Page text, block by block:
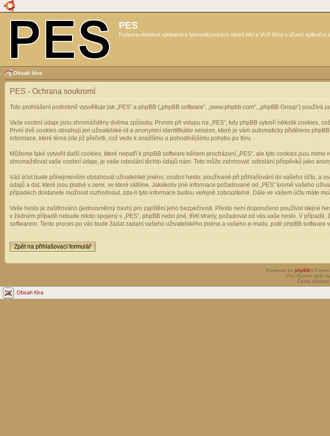
PES
Podpora efektivní spolupráce biomedicínských oborů MU a VUT Brno s účastí aplikační
Obsah fóra
PES - Ochrana soukromí
Toto prohlášení podrobně vysvětluje jak „PES“ a phpBB („phpBB software“, „www.phpbb.com“, „phpBB Group“)
Vaše osobní údaje jsou shromážděny dvěma způsoby. Prvním při vstupu na „PES“, kdy phpBB vytvoří několik
První dvě cookies obsahují jen uživatelské-id a anonymní identifikátor session, které je vám automaticky přiděleno
informace, které téma jste již přečetli, což vede k snažšímu a pohodlnějšímu pohybu po fóru.
Můžeme také vytvořit další cookies, které nepatří k phpBB software během procházení „PES“, ale tyto cookies jsou
shromažďovat vaše osobní údaje, je vaše odeslání těchto údajů nám. Toto může zahrnovat: odeslání příspěvků jako
Váš účet bude přinejmenším obsahovat uživatelské jméno, osobní heslo, používané při přihlašování do vašeho účtu, a
údajů a dat, které jsou platné v zemi, ve které sídlíme. Jakékoliv jiné informace požadované od „PES“ kromě vašeho
případech dostanete možnost rozhodnout, zda-li tyto informace budou veřejně zobrazitelné. Dále ve vašem účtu máte
Vaše heslo je zašifrováno (jednosměrný hash) pro zajištění jeho bezpečnosti. Přesto není doporučeno používat stejné
v žádném případě nebude nikdo spojený s „PES“, phpBB nebo jiné, třetí strany, požadovat od vás vaše heslo. V
softwarem. Tento proces po vás bude žádat zadaní vašeho uživatelského jména a vašeho e-mailu, poté phpBB
Zpět na přihlašovací formulář
Powered by phpBB®
Pro Ubuntu style by
Český překlad
Obsah fóra